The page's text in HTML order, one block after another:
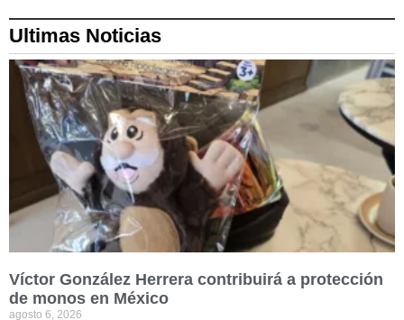
Ultimas Noticias
Víctor González Herrera contribuirá a protección
de monos en México
agosto 6, 2026